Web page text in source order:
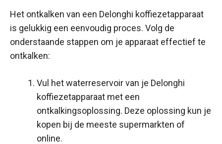
Het ontkalken van een Delonghi koffiezetapparaat
is gelukkig een eenvoudig proces. Volg de
onderstaande stappen om je apparaat effectief te
ontkalken:
Vul het waterreservoir van je Delonghi
koffiezetapparaat met een
ontkalkingsoplossing. Deze oplossing kun je
kopen bij de meeste supermarkten of
online.